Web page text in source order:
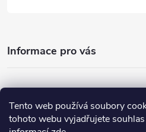
Tento web používá soubory
tohoto webu vyjadřujete
Informace pro vás
Nejhledanější